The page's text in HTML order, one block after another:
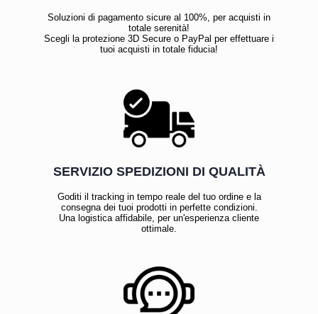
Soluzioni di pagamento sicure al 100%, per acquisti in
totale serenità!
Scegli la protezione 3D Secure o PayPal per effettuare i
tuoi acquisti in totale fiducia!
SERVIZIO SPEDIZIONI DI QUALITÀ
Goditi il tracking in tempo reale del tuo ordine e la
consegna dei tuoi prodotti in perfette condizioni.
Una logistica affidabile, per un'esperienza cliente
ottimale.